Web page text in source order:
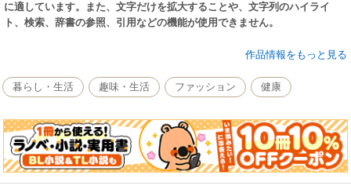
に適しています。また、文字だけを拡大することや、文字列のハイライ
ト、検索、辞書の参照、引用などの機能が使用できません。
『Matty式足ツボ10分解毒マッサージ』の著者が贈るパワーアップした第2
は 1日10分、7日間続けることで効果がでます。 プログラムは「基礎代謝
向上」から「ダイエット」「デトックス」 「生活習慣病対策」など様々な
作品情報をもっと見る
暮らし・生活 趣味・生活 ファッション 健康